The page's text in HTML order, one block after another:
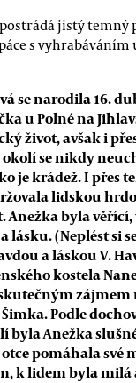
jistý temný
s vyhrabáváním
se narodila 16.
u Polné na
život, avšak i
se nikdy
je krádež. I přes
lidskou
Anežka byla věřící,
lásku. (Neplést si
a láskou V.
kostela
Podle
byla Anežka
pomáhala své
k lidem byla milá